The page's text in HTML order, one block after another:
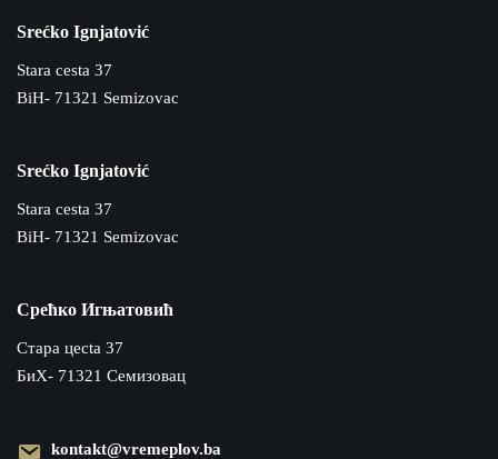
Srećko Ignjatović
Stara cesta 37
BiH- 71321 Semizovac
Srećko Ignjatović
Stara cesta 37
BiH- 71321 Semizovac
Срећко Игњатовић
Cтара цecta 37
БиХ- 71321 Семизовац
kontakt@vremeplov.ba